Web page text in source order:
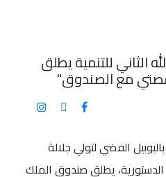
الثاني للتنمية يطلق
مع الصندوق"
الفضي لتولي جلالة
الدستورية، يطلق صندوق الملك